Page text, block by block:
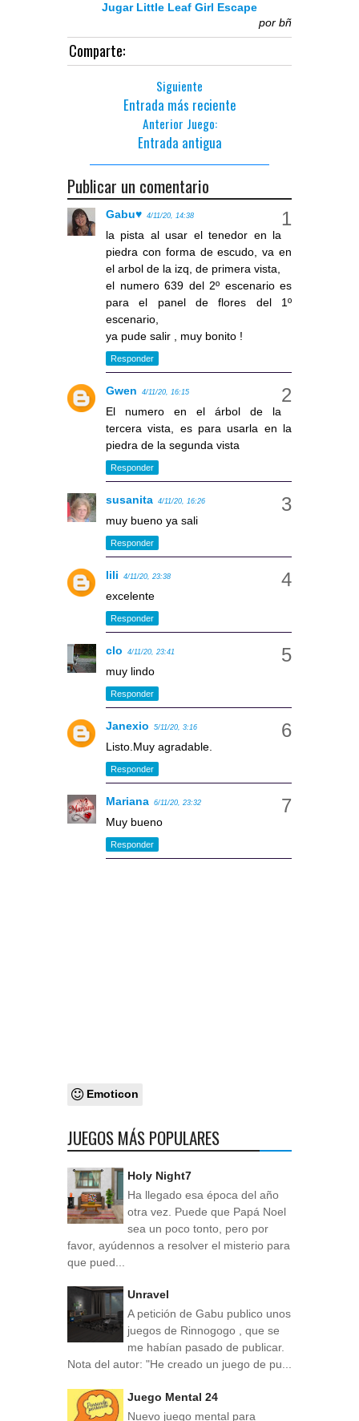
Jugar Little Leaf Girl Escape
por bñ
Comparte:
Siguiente
Entrada más reciente
Anterior Juego:
Entrada antigua
Publicar un comentario
Gabu♥ 4/11/20, 14:38
la pista al usar el tenedor en la
piedra con forma de escudo, va en
el arbol de la izq, de primera vista,
el numero 639 del 2º escenario es
para el panel de flores del 1º
escenario,
ya pude salir , muy bonito !
Responder
Gwen 4/11/20, 16:15
El numero en el árbol de la
tercera vista, es para usarla en la
piedra de la segunda vista
Responder
susanita 4/11/20, 16:26
muy bueno ya sali
Responder
lili 4/11/20, 23:38
excelente
Responder
clo 4/11/20, 23:41
muy lindo
Responder
Janexio 5/11/20, 3:16
Listo.Muy agradable.
Responder
Mariana 6/11/20, 23:32
Muy bueno
Responder
Emoticon
JUEGOS MÁS POPULARES
Holy Night7
Ha llegado esa época del año
otra vez. Puede que Papá Noel
sea un poco tonto, pero por
favor, ayúdennos a resolver el misterio para
que pued...
Unravel
A petición de Gabu publico unos
juegos de Rinnogogo , que se
me habían pasado de publicar.
Nota del autor: "He creado un juego de pu...
Juego Mental 24
Nuevo juego mental para